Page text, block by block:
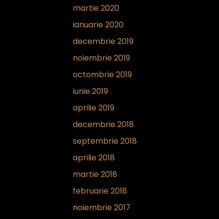
martie 2020
ianuarie 2020
decembrie 2019
noiembrie 2019
octombrie 2019
iunie 2019
aprilie 2019
decembrie 2018
septembrie 2018
aprilie 2018
martie 2018
februarie 2018
noiembrie 2017